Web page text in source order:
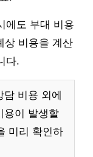
에도 부대 비용
상 비용을 계산
다.
비용 외에
용이 발생할
미리 확인하